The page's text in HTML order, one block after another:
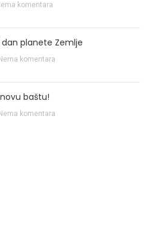
komentara
planete Zemlje
Nema komentara
baštu!
Nema komentara